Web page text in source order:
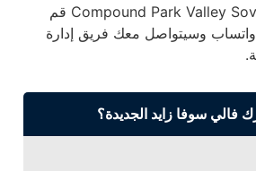
الجديدة Compound Park Valley Sova New Zayed قم
واتساب وسيتواصل معك فريق إدارة
فالي سوفا زايد الجديدة؟